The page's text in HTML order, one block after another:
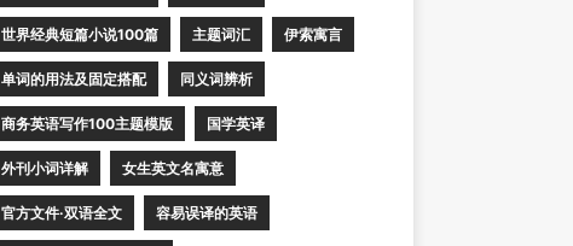
世界经典短篇小说100篇 主题词汇 伊索寓言
单词的用法及固定搭配 同义词辨析
商务英语写作100主题模版 国学英译
外刊小词详解 女生英文名寓意
官方文件·双语全文 容易误译的英语